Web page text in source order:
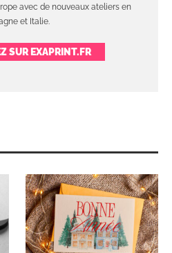
avec de nouveaux ateliers en
et Italie.
SUR EXAPRINT.FR